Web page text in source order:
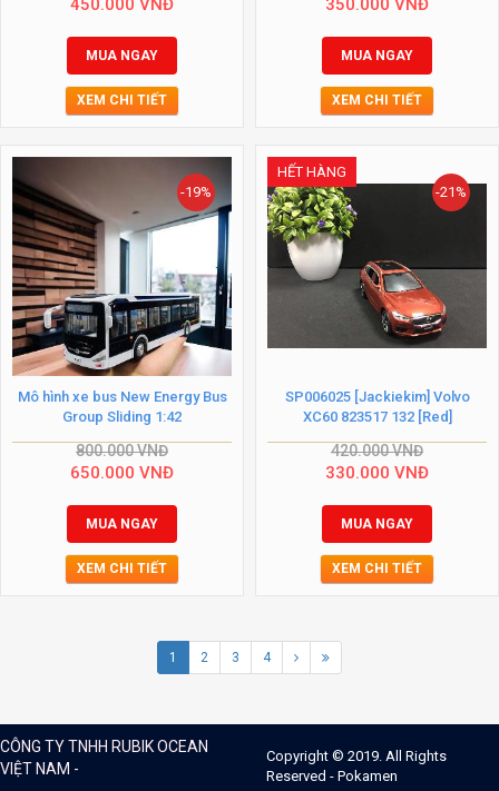
450.000 VNĐ
MUA NGAY
XEM CHI TIẾT
350.000 VNĐ
MUA NGAY
XEM CHI TIẾT
-19%
Mô hình xe bus New Energy Bus
Group Sliding 1:42
800.000VNĐ
650.000 VNĐ
MUA NGAY
XEM CHI TIẾT
HẾT HÀNG
-21%
SP006025 [Jackiekim] Volvo
XC60 823517 132 [Red]
420.000VNĐ
330.000 VNĐ
MUA NGAY
XEM CHI TIẾT
1 2 3 4
CÔNG TY TNHH RUBIK OCEAN
VIỆT NAM -
Copyright © 2019. All Rights
Reserved - Pokamen